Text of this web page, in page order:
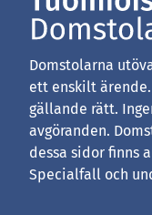
Domstolarna
ett enskilt
gällande rätt.
avgöranden.
dessa sidor finns
Specialfall och